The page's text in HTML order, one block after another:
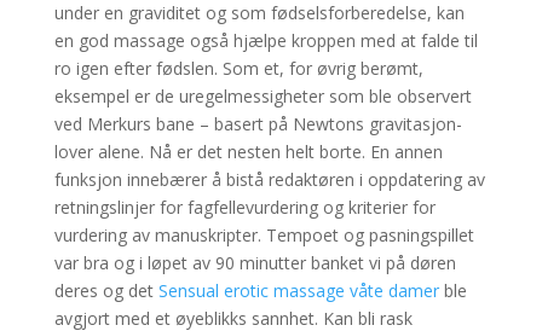
under en graviditet og som fødselsforberedelse, kan
en god massage også hjælpe kroppen med at falde til
ro igen efter fødslen. Som et, for øvrig berømt,
eksempel er de uregelmessigheter som ble observert
ved Merkurs bane – basert på Newtons gravitasjon-
lover alene. Nå er det nesten helt borte. En annen
funksjon innebærer å bistå redaktøren i oppdatering av
retningslinjer for fagfellevurdering og kriterier for
vurdering av manuskripter. Tempoet og pasningspillet
var bra og i løpet av 90 minutter banket vi på døren
deres og det Sensual erotic massage våte damerble
avgjort med et øyeblikks sannhet. Kan bli rask